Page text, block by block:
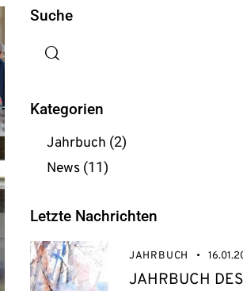
Suche
Kategorien
Jahrbuch (2)
News(11)
Letzte Nachrichten
JAHRBUCH
JAHRBUCH DES